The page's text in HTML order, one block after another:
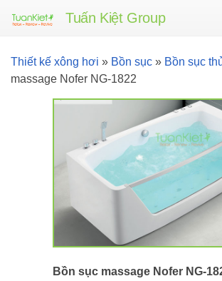
Tuấn Kiệt Group
Thiết kế xông hơi » Bồn sục » Bồn sục
massage Nofer NG-1822
Bồn sục massage Nofer NG-